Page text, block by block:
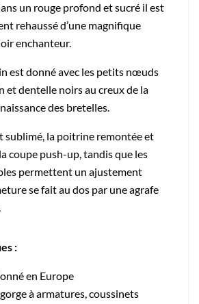
un rouge profond et sucré il est
rehaussé d’une magnifique
enchanteur.
est donné avec les petits nœuds
et dentelle noirs au creux de la
des bretelles.
sublimé, la poitrine remontée et
coupe push-up, tandis que les
permettent un ajustement
se fait au dos par une agrafe
:
en Europe
à armatures, coussinets